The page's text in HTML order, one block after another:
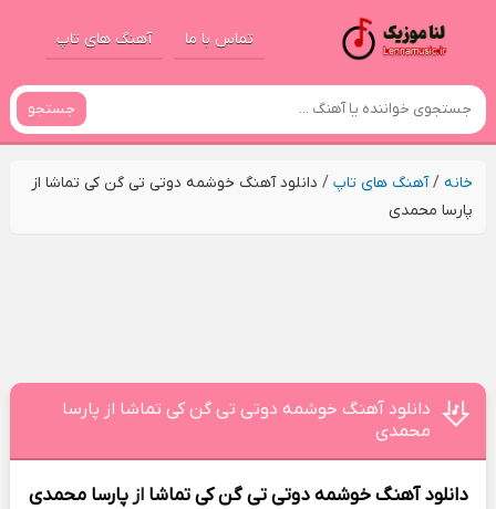
تماس با ما آهنگ های تاپ
جستجو
خانه/آهنگ های تاپ/ دانلود آهنگ خوشمه دوتی تی گن کی تماشا از
پارسا محمدی
دانلود آهنگ خوشمه دوتی تی گن کی تماشا از پارسا
محمدی
دانلود آهنگ خوشمه دوتی تی گن کی تماشا ازپارسا محمدی